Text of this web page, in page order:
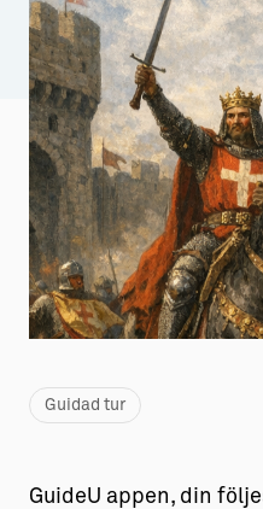
Aktiviteter
Sustainable Plejs
Möten &
Hansestaden
Gotlands
Almedalsveckan
Medeltidsveckan
→ Gutamål och
Allt om bostad
→ Hyra bostad
→ Köpa bostad
→ Bygga hus
Allt om livet på
→ Fritidsliv
→ Idrottsliv
Guidad tur
GuideU appen, din